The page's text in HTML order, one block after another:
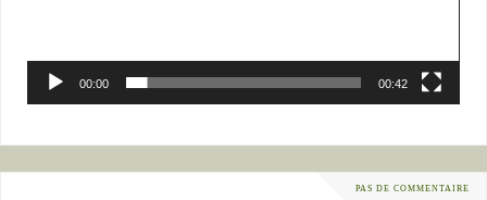
00:00 00:42
PAS DE COMMENTAIRE